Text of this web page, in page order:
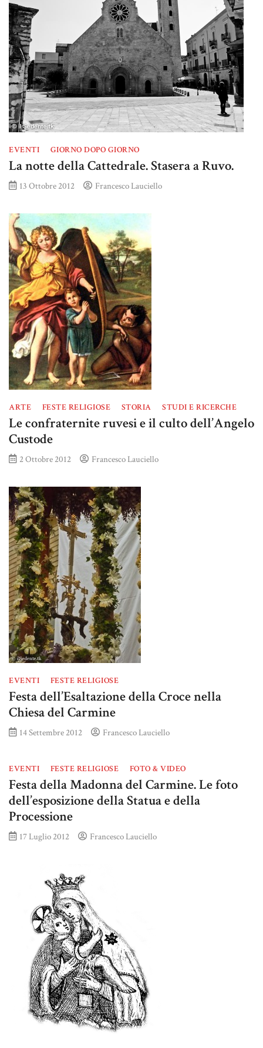
EVENTI GIORNO DOPO GIORNO
La notte della Cattedrale. Stasera a Ruvo.
13 Ottobre 2012 Francesco Lauciello
ARTE FESTE RELIGIOSE STORIA STUDI E RICERCHE
Le confraternite ruvesi e il culto dell’Angelo
Custode
2 Ottobre 2012 Francesco Lauciello
EVENTI FESTE RELIGIOSE
Festa dell’Esaltazione della Croce nella
Chiesa del Carmine
14 Settembre 2012 Francesco Lauciello
EVENTI FESTE RELIGIOSE FOTO & VIDEO
Festa della Madonna del Carmine. Le foto
dell’esposizione della Statua e della
Processione
17 Luglio 2012 Francesco Lauciello